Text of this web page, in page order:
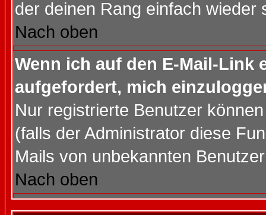
der deinen Rang einfach wieder
Nach oben
Wenn ich auf den E-Mail-Link
aufgefordert, mich
Nur registrierte Benutzer
(falls der Administrator diese
Mails von unbekannten
Nach oben